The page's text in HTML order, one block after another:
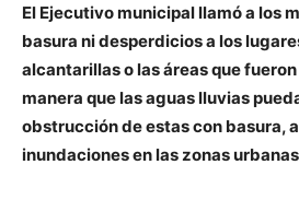
El Ejecutivo municipal llamó a los
basura ni desperdicios a los
alcantarillas o las áreas que
manera que las aguas lluvias
obstrucción de estas con basura,
inundaciones en las zonas